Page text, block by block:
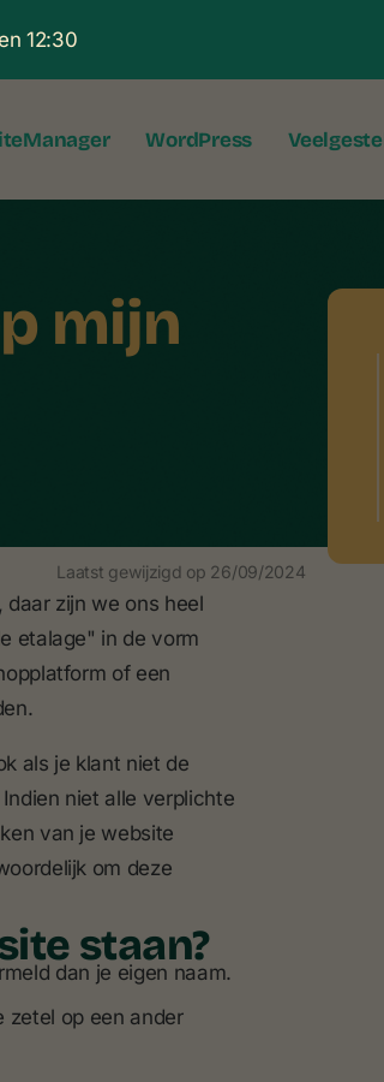
12:30
WordPress
mijn
Laatst gewijzigd op 26/09/2024
zijn we ons heel
etalage" in de vorm
of een
als je klant niet de
niet alle verplichte
van je website
om deze
staan?
dan je eigen naam.
zetel op een ander